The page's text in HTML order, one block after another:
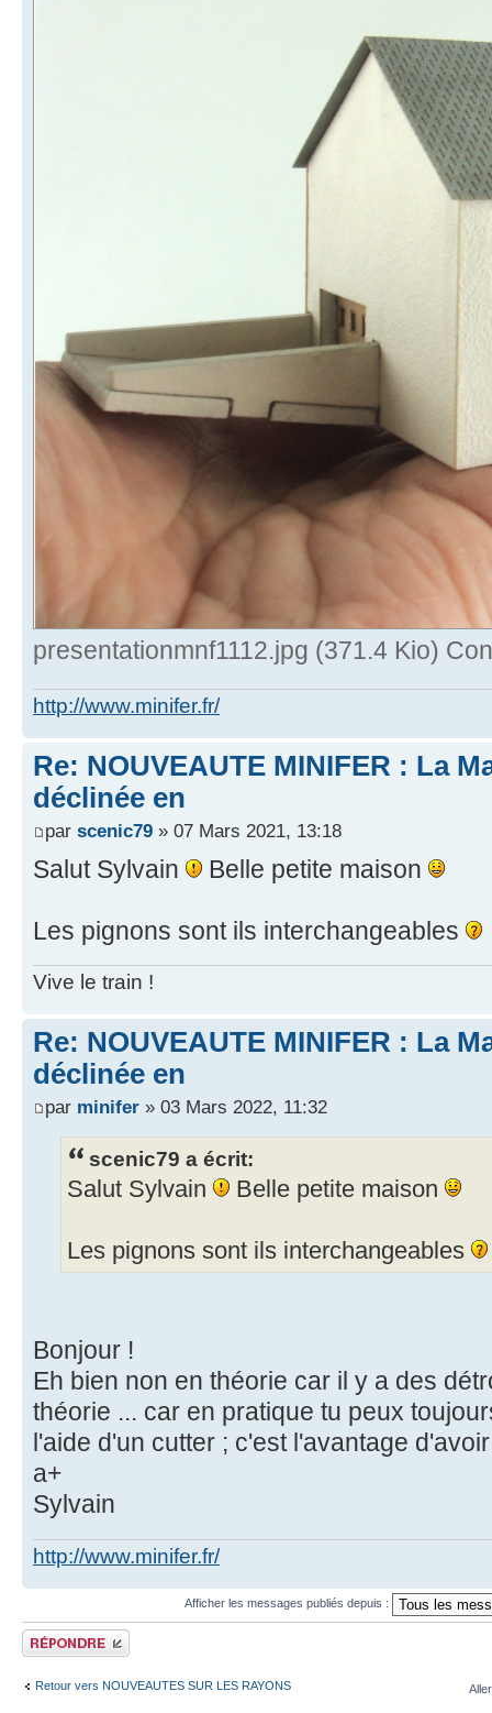
presentationmnf1112.jpg (371.4 Kio)
http://www.minifer.fr/
Re: NOUVEAUTE MINIFER : La
déclinée en
par scenic79 » 07 Mars 2021, 13:18
Salut Sylvain Belle petite maison
Les pignons sont ils interchangeables
Vive le train !
Re: NOUVEAUTE MINIFER : La
déclinée en
par minifer » 03 Mars 2022, 11:32
scenic79 a écrit:
Salut Sylvain Belle petite maison
Les pignons sont ils interchangeables
Bonjour !
Eh bien non en théorie car il y a des
théorie ... car en pratique tu peux
l'aide d'un cutter ; c'est l'avantage
a+
Sylvain
http://www.minifer.fr/
Afficher les messages publiés depuis :
Publier une réponse
Retour vers NOUVEAUTES SUR LES RAYONS